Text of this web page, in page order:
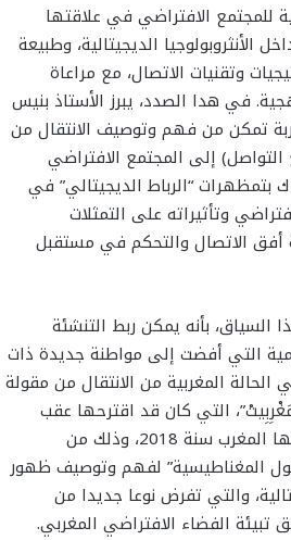
للمجتمع الافتراضي في علاقتها
الأنثروبولوجيا الديجيتالية، وطبيعة
وتقنيات الاتصال، مع مراعاة
في هدا الصدد، يبرز الأستاذ بنيس
تمكن من فهم وتوصيف الانتقال من
إلى المجتمع الافتراضي
بتمظهرات “الرباط الديجيتالي” في
وتأثيراته على التمثلات
أفق الاتصال والتحكم في مستقبل
بأنه يمكن ربط التنشئة
التي أفضت إلى مواطنة جديدة ذات
المغربية من الانتقال من مقولة
التي كان قد اقترحها عقب
حملة المقاطعة التي عرفها المغرب سنة 2018، وذلك من
المغناطيسية” لفهم وتوصيف ظهور
والتي تفرض نوعا جديدا من
الفضاء الافتراضي المغربي.